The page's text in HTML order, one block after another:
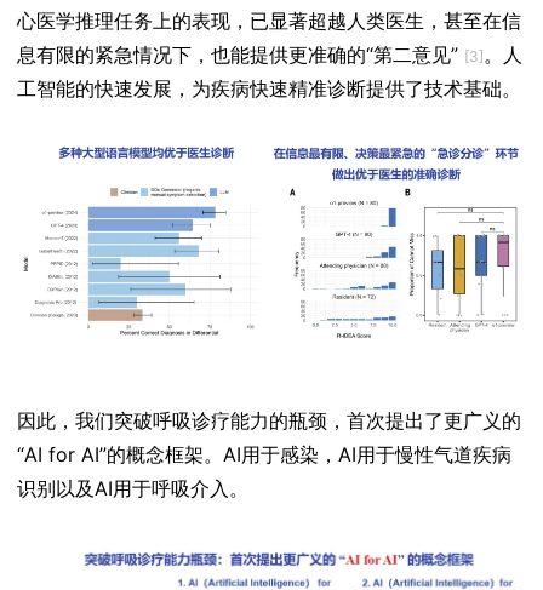
心医学推理任务上的表现，已显著超越人类医生，甚至在信
息有限的紧急情况下，也能提供更准确的“第二意见” [3] 。人
工智能的快速发展，为疾病快速精准诊断提供了技术基础。
因此，我们突破呼吸诊疗能力的瓶颈，首次提出了更广义的
“AI for AI”的概念框架。AI用于感染，AI用于慢性气道疾病
识别以及AI用于呼吸介入。